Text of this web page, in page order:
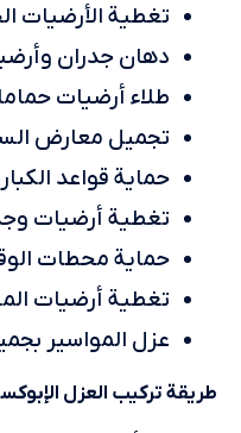
تغطية الأرضيات
دهان جدران
طلاء أرضيات
تجميل معارض
حماية قواعد
تغطية أرضيات
حماية محطات
تغطية أرضيات
عزل المواسير
طريقة تركيب العزل